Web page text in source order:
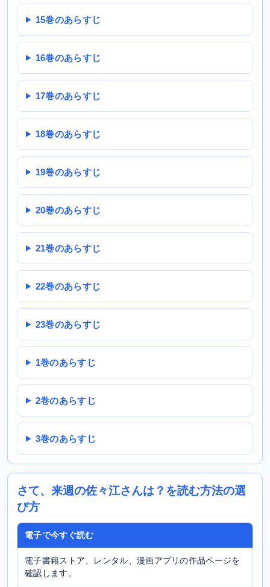
15巻のあらすじ
16巻のあらすじ
17巻のあらすじ
18巻のあらすじ
19巻のあらすじ
20巻のあらすじ
21巻のあらすじ
22巻のあらすじ
23巻のあらすじ
1巻のあらすじ
2巻のあらすじ
3巻のあらすじ
さて、来週の佐々江さんは？を読む方法の選
び方
電子で今すぐ読む
電子書籍ストア、レンタル、漫画アプリの作品ページを
確認します。